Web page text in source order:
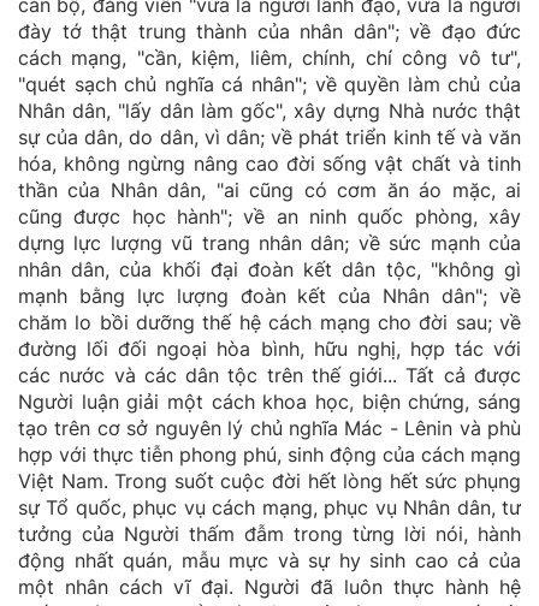
đày tớ thật trung thành của nhân dân"; về đạo đức
cách mạng, "cần, kiệm, liêm, chính, chí công vô tư",
"quét sạch chủ nghĩa cá nhân"; về quyền làm chủ của
Nhân dân, "lấy dân làm gốc", xây dựng Nhà nước thật
sự của dân, do dân, vì dân; về phát triển kinh tế và văn
hóa, không ngừng nâng cao đời sống vật chất và tinh
thần của Nhân dân, "ai cũng có cơm ăn áo mặc, ai
cũng được học hành"; về an ninh quốc phòng, xây
dựng lực lượng vũ trang nhân dân; về sức mạnh của
nhân dân, của khối đại đoàn kết dân tộc, "không gì
mạnh bằng lực lượng đoàn kết của Nhân dân"; về
chăm lo bồi dưỡng thế hệ cách mạng cho đời sau; về
đường lối đối ngoại hòa bình, hữu nghị, hợp tác với
các nước và các dân tộc trên thế giới... Tất cả được
Người luận giải một cách khoa học, biện chứng, sáng
tạo trên cơ sở nguyên lý chủ nghĩa Mác - Lênin và phù
hợp với thực tiễn phong phú, sinh động của cách mạng
Việt Nam. Trong suốt cuộc đời hết lòng hết sức phụng
sự Tổ quốc, phục vụ cách mạng, phục vụ Nhân dân, tư
tưởng của Người thấm đẫm trong từng lời nói, hành
động nhất quán, mẫu mực và sự hy sinh cao cả của
một nhân cách vĩ đại. Người đã luôn thực hành hệ